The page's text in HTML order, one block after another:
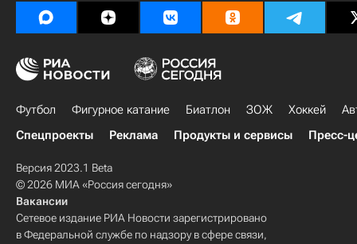
Футбол Фигурное катание Биатлон ЗОЖ Хоккей
Спецпроекты
Реклама Продукты и сервисы Пресс-
Версия 2023.1 Beta
© 2026 МИА «Россия сегодня»
Вакансии
Сетевое издание РИА Новости зарегистрировано
в Федеральной службе по надзору в сфере связи,